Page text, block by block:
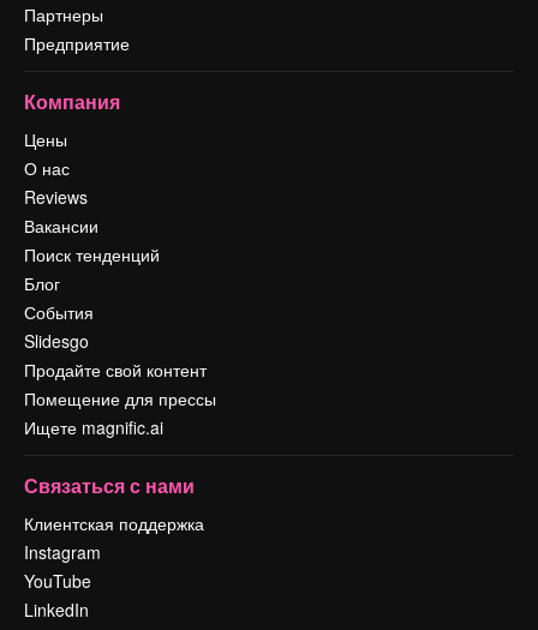
Партнеры
Предприятие
Компания
Цены
О нас
Reviews
Вакансии
Поиск тенденций
Блог
События
Slidesgo
Продайте свой контент
Помещение для прессы
Ищете magnific.ai
Связаться с нами
Клиентская поддержка
Instagram
YouTube
LinkedIn